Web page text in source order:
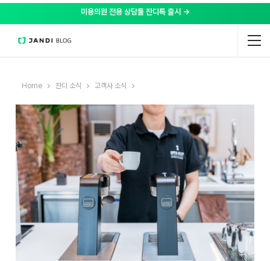
미용의원 전용 상담툴 잔디톡 출시 →
Home 잔디 소식 고객사 소식